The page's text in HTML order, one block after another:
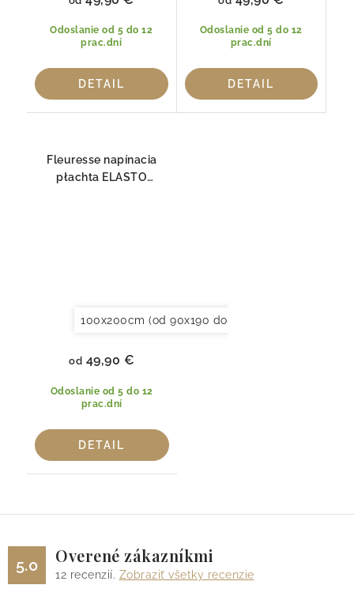
Odoslanie od 5 do 12
prac.dní
DETAIL
Odoslanie od 5 do 12
prac.dní
DETAIL
Fleuresse napínacia
płachta ELASTO
100x200cm (od 90x190 do 120x220cm)
Odoslanie od 5 do 12
prac.dní
od 49,90 €
DETAIL
5.0 Overené zákazníkmi
12 recenzií. Zobraziť všetky recenzie